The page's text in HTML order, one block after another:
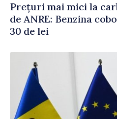
Prețuri mai mici la
de ANRE: Benzina
30 de lei